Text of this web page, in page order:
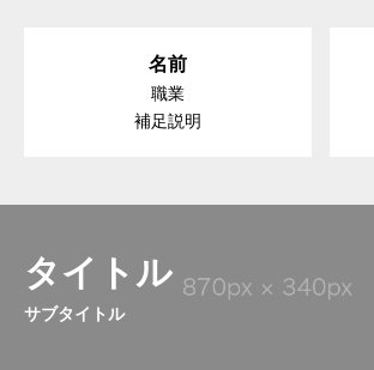
名前
職業
補足説明
タイトル
サブタイトル